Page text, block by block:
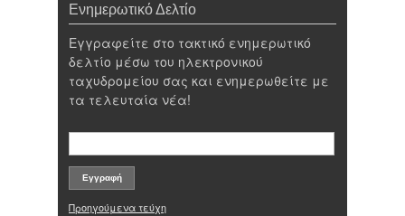
Ενημερωτικό Δελτίο
Εγγραφείτε στο τακτικό ενημερωτικό
δελτίο μέσω του ηλεκτρονικού
ταχυδρομείου σας και ενημερωθείτε με
τα τελευταία νέα!
Προηγούμενα τεύχη